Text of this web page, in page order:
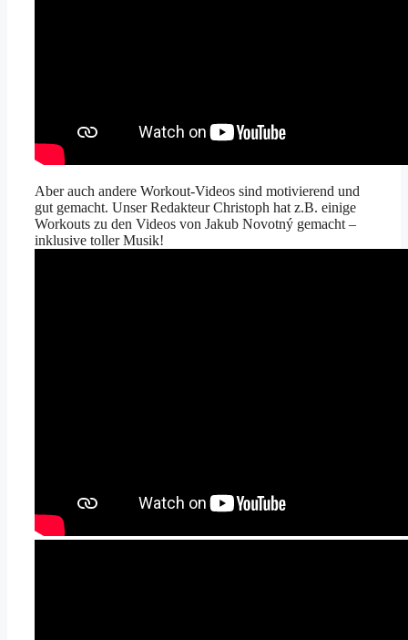
Aber auch andere Workout-Videos sind motivierend und
gut gemacht. Unser Redakteur Christoph hat z.B. einige
Workouts zu den Videos von Jakub Novotný gemacht –
inklusive toller Musik!